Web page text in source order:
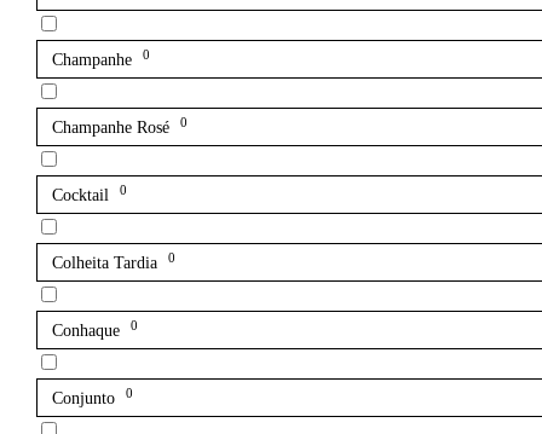
Champanhe 0
Champanhe Rosé 0
Cocktail 0
Colheita Tardia 0
Conhaque 0
Conjunto 0